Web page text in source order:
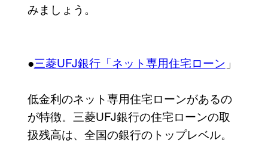
みましょう。
●三菱UFJ銀行「ネット専用住宅ローン 」
低金利のネット専用住宅ローンがあるの
が特徴。三菱UFJ銀行の住宅ローンの取
扱残高は、全国の銀行のトップレベル。